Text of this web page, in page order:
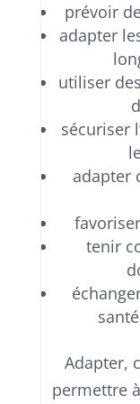
prévoir
adapter
utiliser
sécuriser
adapter
tenir
Adapter,
permettre